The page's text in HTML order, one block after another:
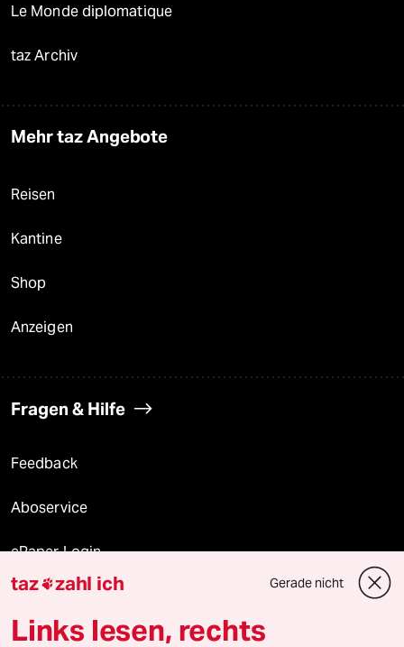
Le Monde diplomatique
taz Archiv
Mehr taz Angebote
Reisen
Kantine
Shop
Anzeigen
Fragen & Hilfe
Feedback
Aboservice
ePaper Login
Downloads für Abonnierende
taz zahl ich Gerade nicht
Links lesen, rechts